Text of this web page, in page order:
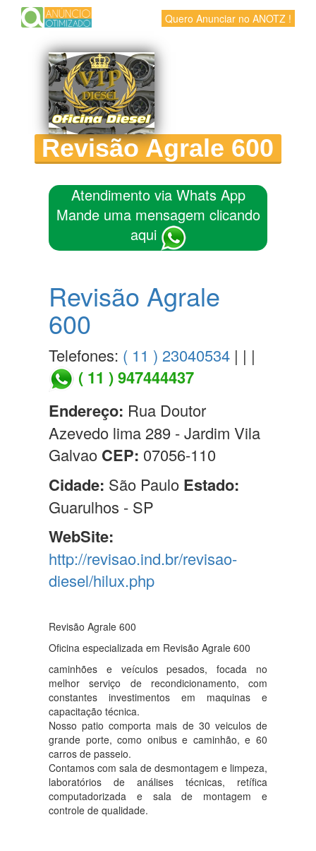
Quero Anunciar no ANOTZ !
Revisão Agrale 600
Atendimento via Whats App
Mande uma mensagem clicando
aqui
Revisão Agrale
600
Telefones: ( 11 ) 23040534 | | |
( 11 ) 947444437
Endereço: Rua Doutor
Azevedo lima 289 - Jardim Vila
Galvao CEP: 07056-110
Cidade: São Paulo Estado:
Guarulhos - SP
WebSite:
http://revisao.ind.br/revisao-
diesel/hilux.php
Revisão Agrale 600
Oficina especializada em Revisão Agrale 600
caminhões e veículos pesados, focada no
melhor serviço de recondicionamento, com
constantes investimentos em maquinas e
capacitação técnica.
Nosso patio comporta mais de 30 veiculos de
grande porte, como onibus e caminhão, e 60
carros de passeio.
Contamos com sala de desmontagem e limpeza,
laboratórios de análises técnicas, retífica
computadorizada e sala de montagem e
controle de qualidade.